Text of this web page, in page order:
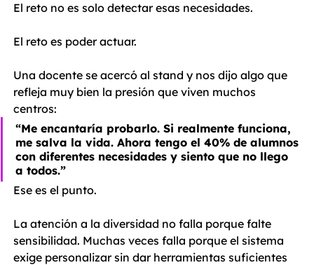
El reto no es solo detectar esas necesidades.
El reto es poder actuar.
Una docente se acercó al stand y nos dijo algo que
refleja muy bien la presión que viven muchos
centros:
“Me encantaría probarlo. Si realmente funciona,
me salva la vida. Ahora tengo el 40% de alumnos
con diferentes necesidades y siento que no llego
a todos.”
Ese es el punto.
La atención a la diversidad no falla porque falte
sensibilidad. Muchas veces falla porque el sistema
exige personalizar sin dar herramientas suficientes